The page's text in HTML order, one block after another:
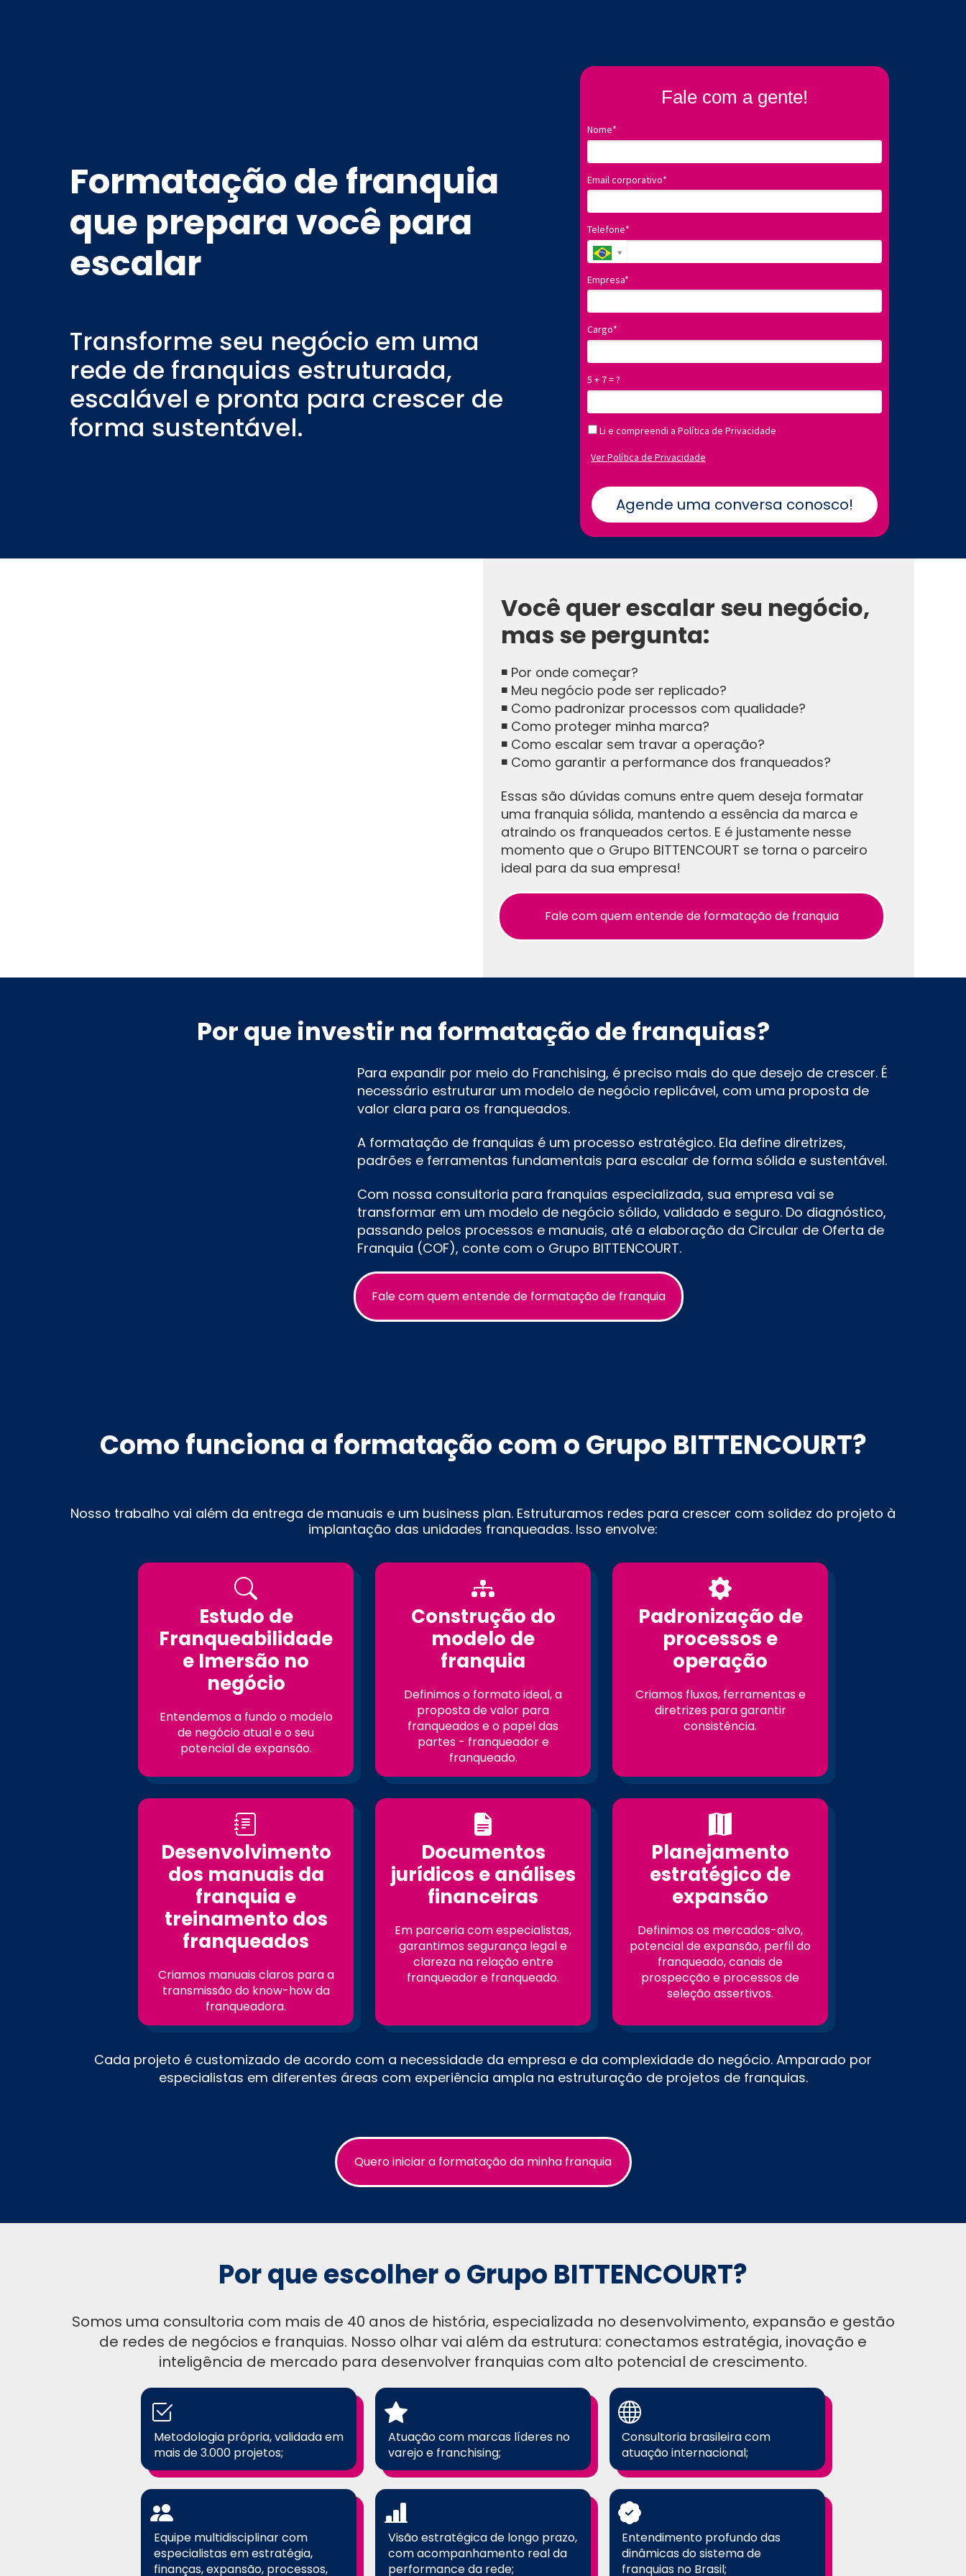
Formatação de franquia
que prepara você para
escalar
Transforme seu negócio em uma
rede de franquias estruturada,
escalável e pronta para crescer de
forma sustentável.
Fale com a gente!
Nome*
Email corporativo*
Telefone*
Empresa*
Cargo*
5 + 7 = ?
Li e compreendi a Política de Privacidade
Ver Política de Privacidade
Agende uma conversa conosco!
Você quer escalar seu negócio,
mas se pergunta:
◾ Por onde começar?
◾ Meu negócio pode ser replicado?
◾ Como padronizar processos com qualidade?
◾ Como proteger minha marca?
◾ Como escalar sem travar a operação?
◾ Como garantir a performance dos franqueados?
Essas são dúvidas comuns entre quem deseja formatar
uma franquia sólida, mantendo a essência da marca e
atraindo os franqueados certos. E é justamente nesse
momento que o Grupo BITTENCOURT se torna o parceiro
ideal para da sua empresa!
Fale com quem entende de formatação de franquia
Por que investir na formatação de franquias?
Para expandir por meio do Franchising, é preciso mais do que desejo de crescer. É
necessário estruturar um modelo de negócio replicável, com uma proposta de
valor clara para os franqueados.
A formatação de franquias é um processo estratégico. Ela define diretrizes,
padrões e ferramentas fundamentais para escalar de forma sólida e sustentável.
Com nossa consultoria para franquias especializada, sua empresa vai se
transformar em um modelo de negócio sólido, validado e seguro. Do diagnóstico,
passando pelos processos e manuais, até a elaboração da Circular de Oferta de
Franquia (COF), conte com o Grupo BITTENCOURT.
Fale com quem entende de formatação de franquia
Como funciona a formatação com o Grupo BITTENCOURT?
Nosso trabalho vai além da entrega de manuais e um business plan. Estruturamos redes para crescer com solidez do projeto à
implantação das unidades franqueadas. Isso envolve:
Estudo de
Franqueabilidade
e Imersão no
negócio
Entendemos a fundo o modelo
de negócio atual e o seu
potencial de expansão.
Construção do
modelo de
franquia
Definimos o formato ideal, a
proposta de valor para
franqueados e o papel das
partes - franqueador e
franqueado.
Padronização de
processos e
operação
Criamos fluxos, ferramentas e
diretrizes para garantir
consistência.
Desenvolvimento
dos manuais da
franquia e
treinamento dos
franqueados
Criamos manuais claros para a
transmissão do know-how da
franqueadora.
Documentos
jurídicos e análises
financeiras
Em parceria com especialistas,
garantimos segurança legal e
clareza na relação entre
franqueador e franqueado.
Planejamento
estratégico de
expansão
Definimos os mercados-alvo,
potencial de expansão, perfil do
franqueado, canais de
prospecção e processos de
seleção assertivos.
Cada projeto é customizado de acordo com a necessidade da empresa e da complexidade do negócio. Amparado por
especialistas em diferentes áreas com experiência ampla na estruturação de projetos de franquias.
Quero iniciar a formatação da minha franquia
Por que escolher o Grupo BITTENCOURT?
Somos uma consultoria com mais de 40 anos de história, especializada no desenvolvimento, expansão e gestão
de redes de negócios e franquias. Nosso olhar vai além da estrutura: conectamos estratégia, inovação e
inteligência de mercado para desenvolver franquias com alto potencial de crescimento.
Metodologia própria, validada em
mais de 3.000 projetos;
Atuação com marcas líderes no
varejo e franchising;
Consultoria brasileira com
atuação internacional;
Equipe multidisciplinar com
especialistas em estratégia,
finanças, expansão, processos,
Visão estratégica de longo prazo,
com acompanhamento real da
performance da rede;
Entendimento profundo das
dinâmicas do sistema de
franquias no Brasil;